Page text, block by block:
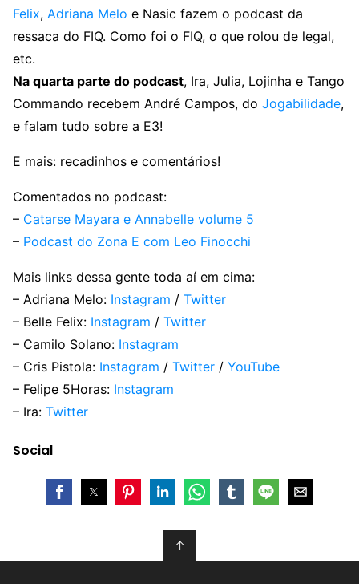
Felix, Adriana Melo e Nasic fazem o podcast da
ressaca do FIQ. Como foi o FIQ, o que rolou de legal,
etc.
Na quarta parte do podcast, Ira, Julia, Lojinha e Tango
Commando recebem André Campos, do Jogabilidade,
e falam tudo sobre a E3!
E mais: recadinhos e comentários!
Comentados no podcast:
– Catarse Mayara e Annabelle volume 5
– Podcast do Zona E com Leo Finocchi
Mais links dessa gente toda aí em cima:
– Adriana Melo: Instagram / Twitter
– Belle Felix: Instagram / Twitter
– Camilo Solano: Instagram
– Cris Pistola: Instagram / Twitter / YouTube
– Felipe 5Horas: Instagram
– Ira: Twitter
Social
↑